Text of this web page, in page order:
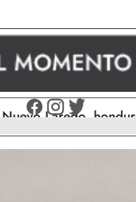
hondureño